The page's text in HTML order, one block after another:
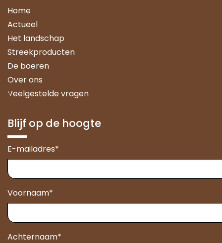
Home
Actueel
Het landschap
Streekproducten
De boeren
Over ons
Veelgestelde vragen
Blijf op de hoogte
E-mailadres*
Voornaam*
Achternaam*